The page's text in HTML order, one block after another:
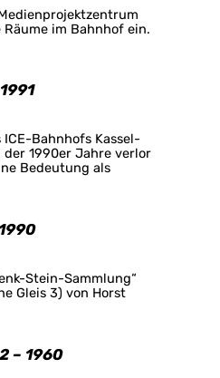
im Bahnhof ein.
1991
Bahnhofs Kassel-
1990er Jahre verlor
Bedeutung als
1990
Stein-Sammlung“
Gleis 3) von Horst
– 1960